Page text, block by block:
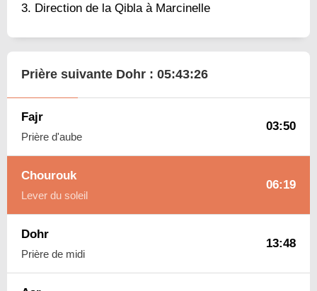
Direction de la Qibla à Marcinelle
Prière suivante Dohr : 05:43:25
Fajr
Prière d'aube
03:50
Chourouk
Lever du soleil
06:19
Dohr
Prière de midi
13:48